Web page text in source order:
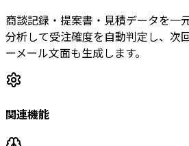
商談記録・提案書・見積データを一
分析して受注確度を自動判定し、次
ーメール文面も生成します。
関連機能